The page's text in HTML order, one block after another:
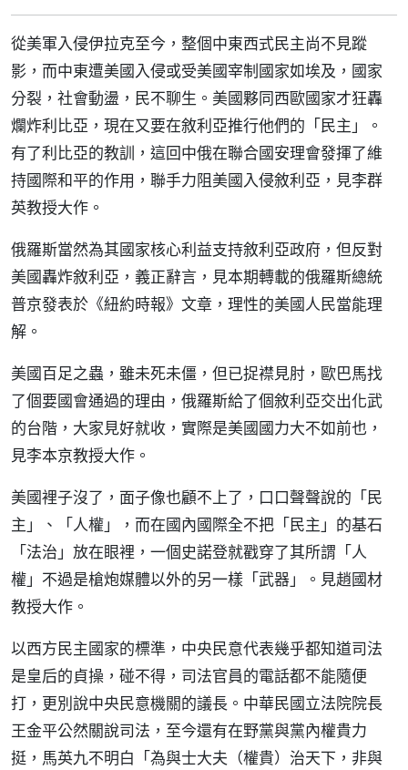
從美軍入侵伊拉克至今，整個中東西式民主尚不見蹤
影，而中東遭美國入侵或受美國宰制國家如埃及，國家
分裂，社會動盪，民不聊生。美國夥同西歐國家才狂轟
爛炸利比亞，現在又要在敘利亞推行他們的「民主」。
有了利比亞的教訓，這回中俄在聯合國安理會發揮了維
持國際和平的作用，聯手力阻美國入侵敘利亞，見李群
英教授大作。
俄羅斯當然為其國家核心利益支持敘利亞政府，但反對
美國轟炸敘利亞，義正辭言，見本期轉載的俄羅斯總統
普京發表於《紐約時報》文章，理性的美國人民當能理
解。
美國百足之蟲，雖未死未僵，但已捉襟見肘，歐巴馬找
了個要國會通過的理由，俄羅斯給了個敘利亞交出化武
的台階，大家見好就收，實際是美國國力大不如前也，
見李本京教授大作。
美國裡子沒了，面子像也顧不上了，口口聲聲說的「民
主」、「人權」，而在國內國際全不把「民主」的基石
「法治」放在眼裡，一個史諾登就戳穿了其所謂「人
權」不過是槍炮媒體以外的另一樣「武器」。見趙國材
教授大作。
以西方民主國家的標準，中央民意代表幾乎都知道司法
是皇后的貞操，碰不得，司法官員的電話都不能隨便
打，更別說中央民意機關的議長。中華民國立法院院長
王金平公然關說司法，至今還有在野黨與黨內權貴力
挺，馬英九不明白「為與士大夫（權貴）治天下，非與